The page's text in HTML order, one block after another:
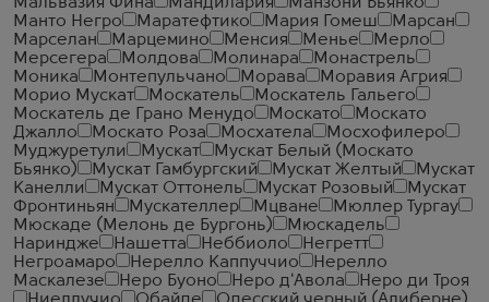
Манто Негро
Маратефтико Мария Гомеш
Марсан
Марселан
Марцемино Менсия Менье
Мерло
Мерсегера
Молдова Молинара
Монастрель
Моника
Монтепульчано Морава
Моравия Агрия
Морио Мускат
Москатель
Москатель Гальего
Москатель де Грано Менудо
Москато
Москато
Джалло
Москато Роза Мосхатела
Мосхофилеро
Муджуретули
Мускат
Мускат Белый (Москато
Бьянко)
Мускат Гамбургский Мускат Желтый
Мускат
Канелли
Мускат Оттонель Мускат Розовый
Мускат
Фронтиньян
Мускателлер Мцване
Мюллер Тургау
Мюскаде (Мелонь де Бургонь)
Мюскадель
Нариндже
Нашетта Неббиоло
Негретт
Негроамаро
Нерелло Каппуччио
Нерелло
Маскалезе
Неро Буоно Неро д'Авола
Неро ди Троя